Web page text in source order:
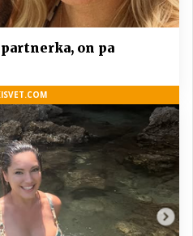
partnerka, on pa